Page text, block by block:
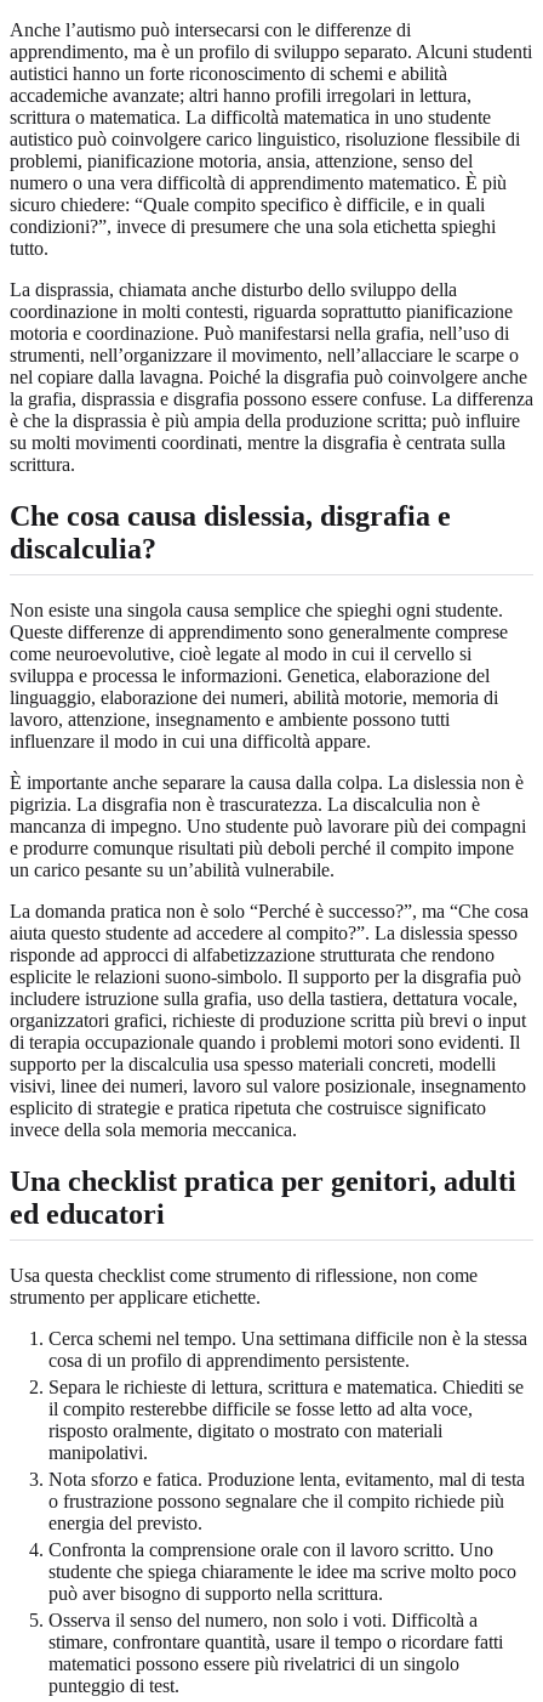
Anche l’autismo può intersecarsi con le differenze di
apprendimento, ma è un profilo di sviluppo separato. Alcuni studenti
autistici hanno un forte riconoscimento di schemi e abilità
accademiche avanzate; altri hanno profili irregolari in lettura,
scrittura o matematica. La difficoltà matematica in uno studente
autistico può coinvolgere carico linguistico, risoluzione flessibile di
problemi, pianificazione motoria, ansia, attenzione, senso del
numero o una vera difficoltà di apprendimento matematico. È più
sicuro chiedere: “Quale compito specifico è difficile, e in quali
condizioni?”, invece di presumere che una sola etichetta spieghi
tutto.
La disprassia, chiamata anche disturbo dello sviluppo della
coordinazione in molti contesti, riguarda soprattutto pianificazione
motoria e coordinazione. Può manifestarsi nella grafia, nell’uso di
strumenti, nell’organizzare il movimento, nell’allacciare le scarpe o
nel copiare dalla lavagna. Poiché la disgrafia può coinvolgere anche
la grafia, disprassia e disgrafia possono essere confuse. La differenza
è che la disprassia è più ampia della produzione scritta; può influire
su molti movimenti coordinati, mentre la disgrafia è centrata sulla
scrittura.
Che cosa causa dislessia, disgrafia e
discalculia?
Non esiste una singola causa semplice che spieghi ogni studente.
Queste differenze di apprendimento sono generalmente comprese
come neuroevolutive, cioè legate al modo in cui il cervello si
sviluppa e processa le informazioni. Genetica, elaborazione del
linguaggio, elaborazione dei numeri, abilità motorie, memoria di
lavoro, attenzione, insegnamento e ambiente possono tutti
influenzare il modo in cui una difficoltà appare.
È importante anche separare la causa dalla colpa. La dislessia non è
pigrizia. La disgrafia non è trascuratezza. La discalculia non è
mancanza di impegno. Uno studente può lavorare più dei compagni
e produrre comunque risultati più deboli perché il compito impone
un carico pesante su un’abilità vulnerabile.
La domanda pratica non è solo “Perché è successo?”, ma “Che cosa
aiuta questo studente ad accedere al compito?”. La dislessia spesso
risponde ad approcci di alfabetizzazione strutturata che rendono
esplicite le relazioni suono-simbolo. Il supporto per la disgrafia può
includere istruzione sulla grafia, uso della tastiera, dettatura vocale,
organizzatori grafici, richieste di produzione scritta più brevi o input
di terapia occupazionale quando i problemi motori sono evidenti. Il
supporto per la discalculia usa spesso materiali concreti, modelli
visivi, linee dei numeri, lavoro sul valore posizionale, insegnamento
esplicito di strategie e pratica ripetuta che costruisce significato
invece della sola memoria meccanica.
Una checklist pratica per genitori, adulti
ed educatori
Usa questa checklist come strumento di riflessione, non come
strumento per applicare etichette.
Cerca schemi nel tempo. Una settimana difficile non è la stessa
cosa di un profilo di apprendimento persistente.
Separa le richieste di lettura, scrittura e matematica. Chiediti se
il compito resterebbe difficile se fosse letto ad alta voce,
risposto oralmente, digitato o mostrato con materiali
manipolativi.
Nota sforzo e fatica. Produzione lenta, evitamento, mal di testa
o frustrazione possono segnalare che il compito richiede più
energia del previsto.
Confronta la comprensione orale con il lavoro scritto. Uno
studente che spiega chiaramente le idee ma scrive molto poco
può aver bisogno di supporto nella scrittura.
Osserva il senso del numero, non solo i voti. Difficoltà a
stimare, confrontare quantità, usare il tempo o ricordare fatti
matematici possono essere più rivelatrici di un singolo
punteggio di test.